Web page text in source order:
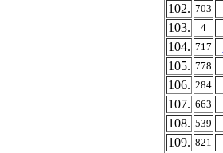
102. 703
103.
4
104. 717
105. 778
106. 284
107. 663
108. 539
109. 821